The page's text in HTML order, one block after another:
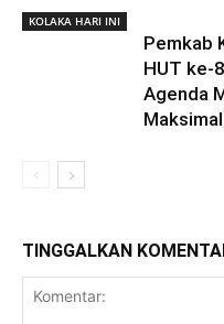
KOLAKA HARI INI
Pemkab
HUT ke-
Agenda
Maksimal
TINGGALKAN